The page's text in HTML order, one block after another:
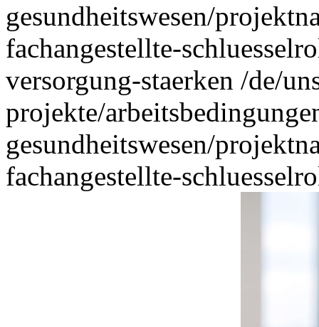
gesundheitswesen/
fachangestellte-
versorgung-staerken /de/
projekte/
gesundheitswesen/
fachangestellte-